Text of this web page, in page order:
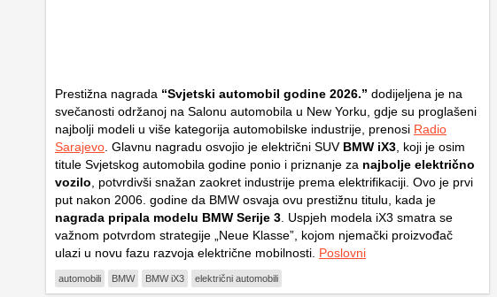
Prestižna nagrada “Svjetski automobil godine 2026.” dodijeljena je na
svečanosti održanoj na Salonu automobila u New Yorku, gdje su proglašeni
najbolji modeli u više kategorija automobilske industrije, prenosi Radio
Sarajevo . Glavnu nagradu osvojio je električni SUV BMW iX3 , koji je osim
titule Svjetskog automobila godine ponio i priznanje za najbolje električno
vozilo , potvrdivši snažan zaokret industrije prema elektrifikaciji. Ovo je prvi
put nakon 2006. godine da BMW osvaja ovu prestižnu titulu, kada je
nagrada pripala modelu BMW Serije 3 . Uspjeh modela iX3 smatra se
važnom potvrdom strategije „Neue Klasse”, kojom njemački proizvođač
ulazi u novu fazu razvoja električne mobilnosti. Poslovni
automobili BMW BMW iX3 električni automobili